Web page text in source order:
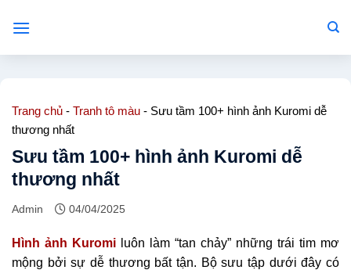
qua
Trang chủ - Tranh tô màu - Sưu tầm 100+ hình ảnh Kuromi dễ
thương nhất
Sưu tầm 100+ hình ảnh Kuromi dễ
thương nhất
Admin 04/04/2025
Hình ảnh Kuromi luôn làm “tan chảy” những trái tim mơ
mộng bởi sự dễ thương bất tận. Bộ sưu tập dưới đây có